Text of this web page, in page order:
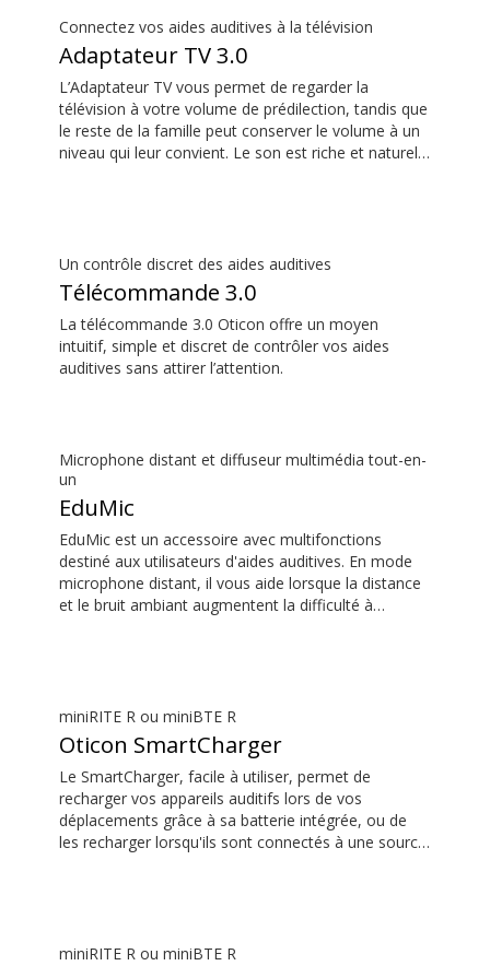
Connectez vos aides auditives à la télévision
Adaptateur TV 3.0
L’Adaptateur TV vous permet de regarder la
télévision à votre volume de prédilection, tandis que
le reste de la famille peut conserver le volume à un
niveau qui leur convient. Le son est riche et naturel
Un contrôle discret des aides auditives
Télécommande 3.0
La télécommande 3.0 Oticon offre un moyen
intuitif, simple et discret de contrôler vos aides
auditives sans attirer l’attention.
Microphone distant et diffuseur multimédia tout-en-
un
EduMic
EduMic est un accessoire avec multifonctions
destiné aux utilisateurs d'aides auditives. En mode
microphone distant, il vous aide lorsque la distance
et le bruit ambiant augmentent la difficulté à
brancher à des appareils via une prise casque
standard de 3,5 mm pour diffuser du son dans les
aides auditives Bluetooth Oticon. Il capte aussi les
signaux audio des systèmes de boucle magnétique
(Télécoil) présents dans les lieux publics.
miniRITE R ou miniBTE R
Oticon SmartCharger
Le SmartCharger, facile à utiliser, permet de
recharger vos appareils auditifs lors de vos
déplacements grâce à sa batterie intégrée, ou de
les recharger lorsqu'ils sont connectés à une source
miniRITE R ou miniBTE R